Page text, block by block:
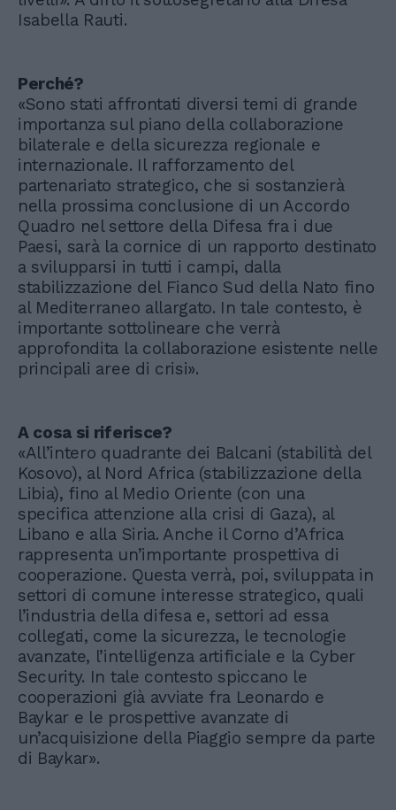
Isabella Rauti.
Perché?
«Sono stati affrontati diversi temi di grande
importanza sul piano della collaborazione
bilaterale e della sicurezza regionale e
internazionale. Il rafforzamento del
partenariato strategico, che si sostanzierà
nella prossima conclusione di un Accordo
Quadro nel settore della Difesa fra i due
Paesi, sarà la cornice di un rapporto destinato
a svilupparsi in tutti i campi, dalla
stabilizzazione del Fianco Sud della Nato fino
al Mediterraneo allargato. In tale contesto, è
importante sottolineare che verrà
approfondita la collaborazione esistente nelle
principali aree di crisi».
A cosa si riferisce?
«All’intero quadrante dei Balcani (stabilità del
Kosovo), al Nord Africa (stabilizzazione della
Libia), fino al Medio Oriente (con una
specifica attenzione alla crisi di Gaza), al
Libano e alla Siria. Anche il Corno d’Africa
rappresenta un’importante prospettiva di
cooperazione. Questa verrà, poi, sviluppata in
settori di comune interesse strategico, quali
l’industria della difesa e, settori ad essa
collegati, come la sicurezza, le tecnologie
avanzate, l’intelligenza artificiale e la Cyber
Security. In tale contesto spiccano le
cooperazioni già avviate fra Leonardo e
Baykar e le prospettive avanzate di
un’acquisizione della Piaggio sempre da parte
di Baykar».